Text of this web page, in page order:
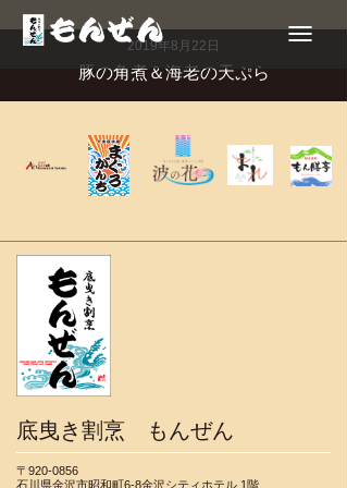
Toggle
navigation
2019年8月22日
豚の角煮＆海老の天ぷら
底曳き割烹 もんぜん
〒920-0856
石川県金沢市昭和町6-8金沢シティホテル 1階